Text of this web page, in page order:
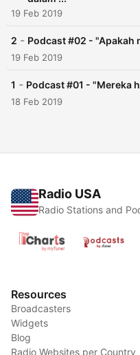
19 Feb 2019
2 - Podcast #02 - "Apakah
19 Feb 2019
1 - Podcast #01 - "Mereka
18 Feb 2019
Radio USA
Radio Stations and
Resources
Broadcasters
Widgets
Blog
Radio Websites per Country